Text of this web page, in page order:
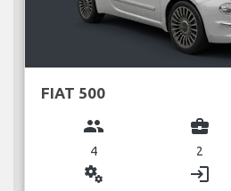
FIAT 500
group
4
business_center
2
miscellaneous_services login